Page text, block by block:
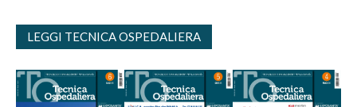
LEGGI TECNICA OSPEDALIERA